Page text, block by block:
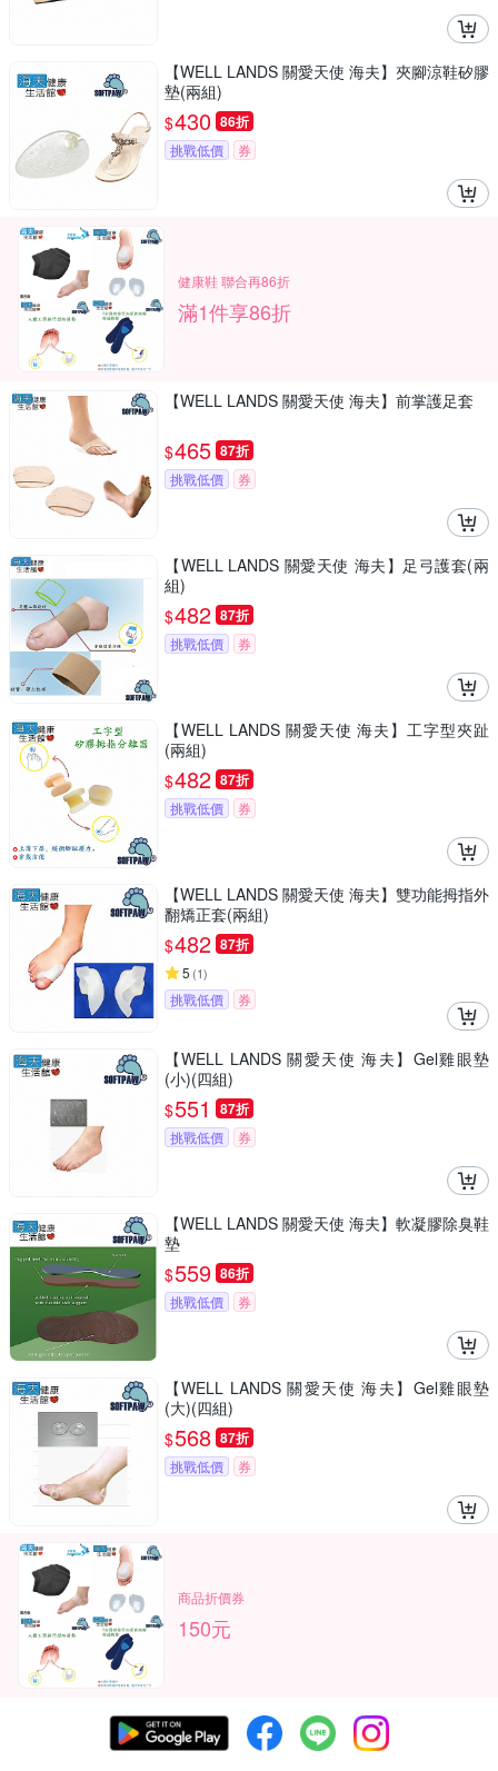
【WELL LANDS 關愛天使 海夫】夾腳涼鞋矽膠
墊(兩組)
$430 86折
挑戰低價 券
健康鞋 聯合再86折
滿1件享86折
【WELL LANDS 關愛天使 海夫】前掌護足套
$465 87折
挑戰低價 券
【WELL LANDS 關愛天使 海夫】足弓護套(兩
組)
$482 87折
挑戰低價 券
【WELL LANDS 關愛天使 海夫】工字型夾趾
(兩組)
$482 87折
挑戰低價 券
【WELL LANDS 關愛天使 海夫】雙功能拇指外
翻矯正套(兩組)
$482 87折
5 (1)
挑戰低價 券
【WELL LANDS 關愛天使 海夫】Gel雞眼墊
(小)(四組)
$551 87折
挑戰低價 券
【WELL LANDS 關愛天使 海夫】軟凝膠除臭鞋
墊
$559 86折
挑戰低價 券
【WELL LANDS 關愛天使 海夫】Gel雞眼墊
(大)(四組)
$568 87折
挑戰低價 券
商品折價券
150元